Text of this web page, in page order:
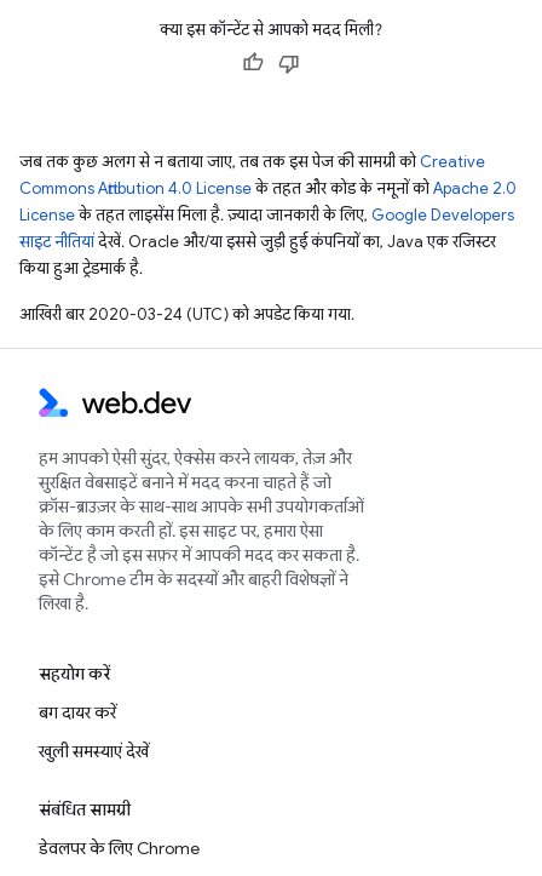
क्या इस कॉन्टेंट से आपको मदद मिली?
जब तक कुछ अलग से न बताया जाए, तब तक इस पेज की सामग्री कोCreative
Commons Attribution 4.0 Licenseके तहत और कोड के नमूनों कोApache 2.0
Licenseके तहत लाइसेंस मिला है. ज़्यादा जानकारी के लिए, Google Developers
साइट नीतियांदेखें. Oracle और/या इससे जुड़ी हुई कंपनियों का, Java एक रजिस्टर
किया हुआ ट्रेडमार्क है.
आखिरी बार 2020-03-24 (UTC) को अपडेट किया गया.
हम आपको ऐसी सुंदर, ऐक्सेस करने लायक, तेज़ और
सुरक्षित वेबसाइटें बनाने में मदद करना चाहते हैं जो
क्रॉस-ब्राउज़र के साथ-साथ आपके सभी उपयोगकर्ताओं
के लिए काम करती हों. इस साइट पर, हमारा ऐसा
कॉन्टेंट है जो इस सफ़र में आपकी मदद कर सकता है.
इसे Chrome टीम के सदस्यों और बाहरी विशेषज्ञों ने
लिखा है.
सहयोग करें
बग दायर करें
खुली समस्याएं देखें
संबंधित सामग्री
डेवलपर के लिए Chrome